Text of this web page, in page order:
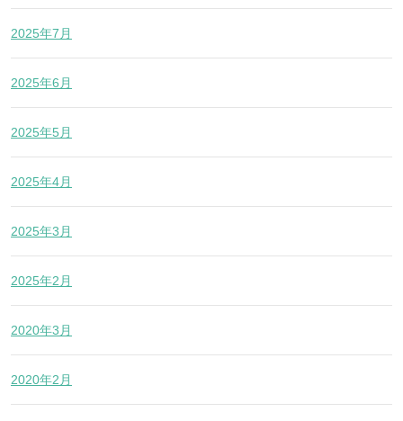
2025年7月
2025年6月
2025年5月
2025年4月
2025年3月
2025年2月
2020年3月
2020年2月